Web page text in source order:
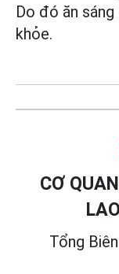
Do đó ăn
khỏe.
CƠ
Tổng